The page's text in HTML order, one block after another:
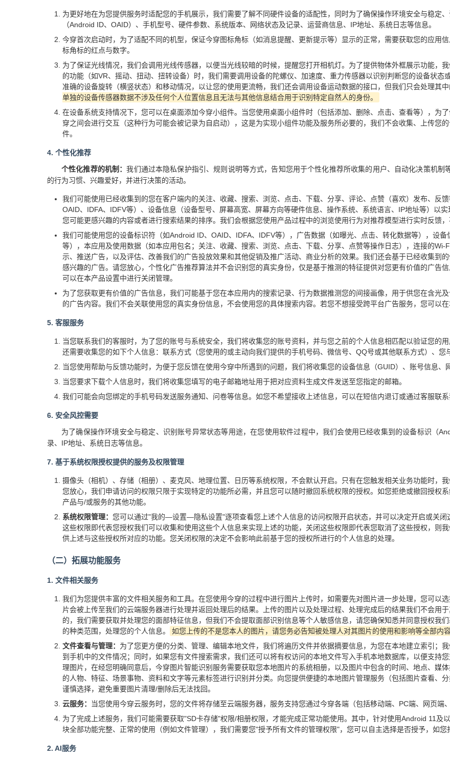
为更好地在为您提供服务时适配您的手机展示，我们需要了解不同硬件设备的适配性，同时为了确保操作环境安全与稳定
（Android ID、OAID）、手机型号、硬件参数、系统版本、网络状态及记录、运营商信息、IP地址、系统日志等信息。
今穿首次启动时，为了适配不同的机型，保证今穿图标角标（如消息提醒、更新提示等）显示的正常，需要获取您的应用
标角标的红点与数字。
为了保证光线情况，我们会调用光线传感器，以便当光线较暗的时候，提醒您打开相机灯。为了提供物体外框展示功能，
的功能（如VR、摇动、扭动、扭转设备）时，我们需要调用设备的陀螺仪、加速度、重力传感器以识别判断您的设备状态
准确的设备旋转（横竖状态）和移动情况，以让您的使用更流畅，我们还会调用设备运动数据的接口，但我们只会处理其
单独的设备传感器数据不涉及任何个人位置信息且无法与其他信息结合用于识别特定自然人的身份。
在设备系统支持情况下，您可以在桌面添加今穿小组件。当您使用桌面小组件时（包括添加、删除、点击、查看等），为
穿之间会进行交互（这种行为可能会被记录为自启动），这是为实现小组件功能及服务所必要的，我们不会收集、上传您
件。
4. 个性化推荐
个性化推荐的机制：我们通过本隐私保护指引、规则说明等方式，告知您用于个性化推荐所收集的用户、自动化决策机
的行为习惯、兴趣爱好，并进行决策的活动。
我们可能使用已经收集到的您在客户端内的关注、收藏、搜索、浏览、点击、下载、分享、评论、点赞（喜欢）发布、反
OAID、IDFA、IDFV等）、设备信息（设备型号、屏幕高宽、屏幕方向等硬件信息、操作系统、系统语言、IP地址等）以
您可能更感兴趣的内容或者进行搜索结果的排序。我们会根据您使用产品过程中的浏览使用行为对推荐模型进行实时反馈，
我们可能使用您的设备标识符（如Android ID、OAID、IDFA、IDFV等），广告数据（如曝光、点击、转化数据等），设
等），本应用及使用数据（如本应用包名；关注、收藏、搜索、浏览、点击、下载、分享、点赞等操作日志），连接的
示、推送广告，以及评估、改善我们的广告投放效果和其他促销及推广活动、商业分析的效果。我们还会基于已经收集到
感兴趣的广告。请您放心，个性化广告推荐算法并不会识别您的真实身份，仅是基于推测的特征提供对您更有价值的广告
可以在本产品设置中进行关闭管理。
为了您获取更有价值的广告信息，我们可能基于您在本应用内的搜索记录、行为数据推测您的间接画像，用于供您在含光
的广告内容。我们不会关联使用您的真实身份信息，不会使用您的具体搜索内容。若您不想接受跨平台广告服务，您可以在
5. 客服服务
当您联系我们的客服时，为了您的账号与系统安全，我们将收集您的账号资料，并与您之前的个人信息相匹配以验证您的
还需要收集您的如下个人信息：联系方式（您使用的或主动向我们提供的手机号码、微信号、QQ号或其他联系方式）、您
当您使用帮助与反馈功能时，为便于您反馈在使用今穿中所遇到的问题，我们将收集您的设备信息（GUID）、账号信息、
当您要求下载个人信息时，我们将收集您填写的电子邮箱地址用于把对应资料生成文件发送至您指定的邮箱。
我们可能会向您绑定的手机号码发送服务通知、问卷等信息。如您不希望接收上述信息，可以在短信内退订或通过客服联系
6. 安全风控需要
为了确保操作环境安全与稳定、识别账号异常状态等用途，在您使用软件过程中，我们会使用已经收集到的设备标识（
录、IP地址、系统日志等信息。
7. 基于系统权限授权提供的服务及权限管理
摄像头（相机）、存储（相册）、麦克风、地理位置、日历等系统权限，不会默认开启。只有在您触发相关业务功能时，
您放心，我们申请访问的权限只限于实现特定的功能所必需，并且您可以随时撤回系统权限的授权。如您拒绝或撤回授权
产品与/或服务的其他功能。
系统权限管理： 您可以通过"我的—设置—隐私设置"逐项查看您上述个人信息的访问权限开启状态，并可以决定开启或关
这些权限即代表您授权我们可以收集和使用这些个人信息来实现上述的功能，关闭这些权限即代表您取消了这些授权，则
供上述与这些授权所对应的功能。您关闭权限的决定不会影响此前基于您的授权所进行的个人信息的处理。
（二）拓展功能服务
1. 文件相关服务
我们为您提供丰富的文件相关服务和工具。在您使用今穿的过程中进行图片上传时，如需要先对图片进一步处理，您可以
片会被上传至我们的云端服务器进行处理并返回处理后的结果。上传的图片以及处理过程、处理完成后的结果我们不会用
的，我们需要获取并处理您的面部特征信息，但我们不会提取面部识别信息等个人敏感信息，请您确保知悉并同意授权我
的种类范围，处理您的个人信息。
如您上传的不是您本人的图片，请您务必告知被处理人对其图片的使用和影响等全部内
文件查看与管理： 为了您更方便的分类、管理、编辑本地文件，我们将遍历文件并依据摘要信息，为您在本地建立索引；
到手机中的文件情况；同时，如果您有文件搜索需求，我们还可以将有权访问的本地文件写入手机本地数据库，以便支持
理图片，在经您明确同意后，今穿图片智能识别服务需要获取您本地图片的系统相册，以及图片中包含的时间、地点、媒
的人物、特征、场景事物、资料和文字等元素标签进行识别并分类。向您提供便捷的本地图片管理服务（包括图片查看、
谨慎选择，避免重要图片清理/删除后无法找回。
云服务：
当您使用今穿云服务时，您的文件将存储至云端服务器，服务支持您通过今穿各端（包括移动端、PC端、网页端
为了完成上述服务，我们可能需要获取"SD卡存储"权限/相册权限，才能完成正常功能使用。其中，针对使用Android 11及
块全部功能完整、正常的使用（例如文件管理），我们需要您"授予所有文件的管理权限"，您可以自主选择是否授予，如您
2. AI服务